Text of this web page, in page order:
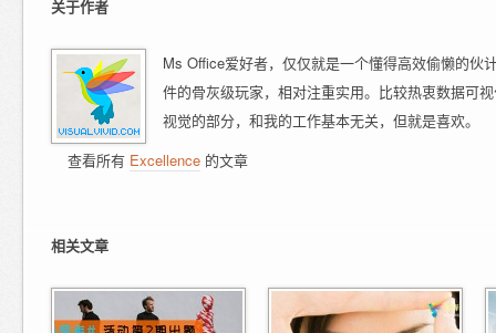
关于作者
Ms Office爱好者，仅仅就是一个懂得高效偷懒的伙
件的骨灰级玩家，相对注重实用。比较热衷数据可
视觉的部分，和我的工作基本无关，但就是喜欢。
查看所有 Excellence 的文章
相关文章